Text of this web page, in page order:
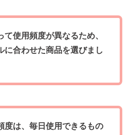
使用頻度が異なるため、
に合わせた商品を選びまし
度は、毎日使用できるもの